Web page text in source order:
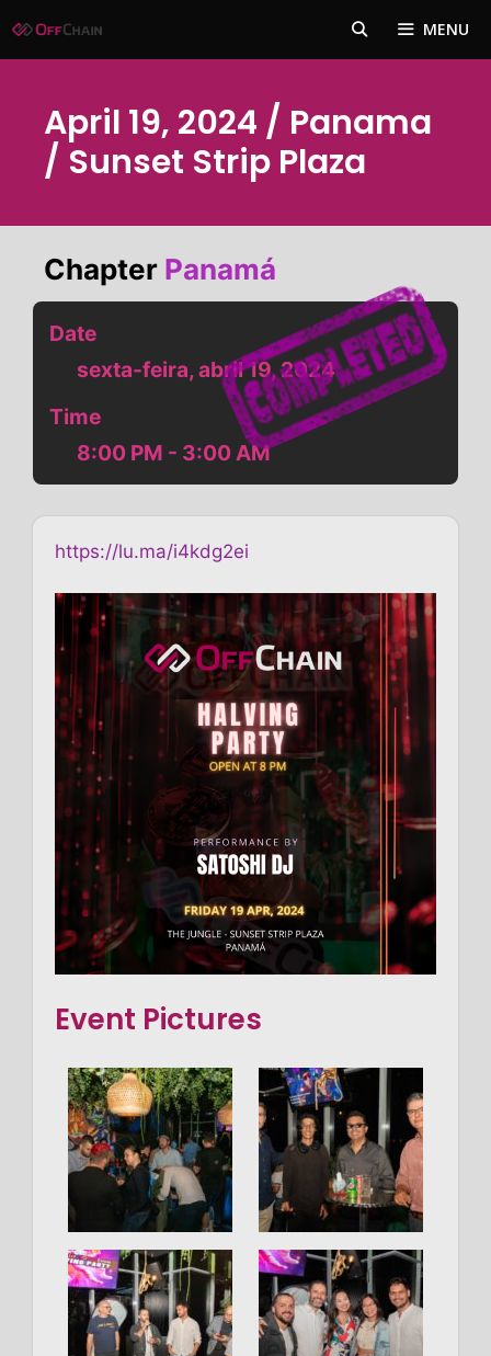
para
MENU
April 19, 2024 / Panama
/ Sunset Strip Plaza
Chapter Panamá
Date
sexta-feira, abril 19, 2024
Time
8:00 PM - 3:00 AM
https://lu.ma/i4kdg2ei
Event Pictures